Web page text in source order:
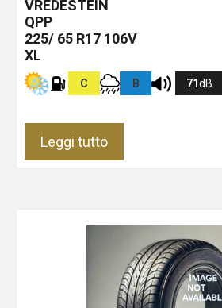
VREDESTEIN
QPP
225/ 65 R17 106V
XL
C B 71dB
Leggi tutto